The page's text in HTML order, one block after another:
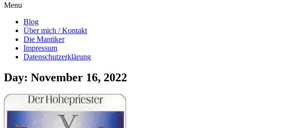
Menu
Blog
Über mich / Kontakt
Die Mantiker
Impressum
Datenschutzerklärung
Day: November 16, 2022